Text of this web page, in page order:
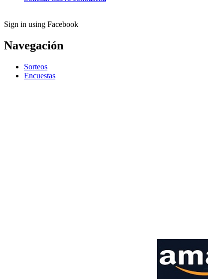
Sign in using Facebook
Navegación
Sorteos
Encuestas